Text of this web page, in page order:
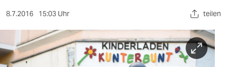
sport
berlin
nord
8.7.2016 15:03 Uhr teilen